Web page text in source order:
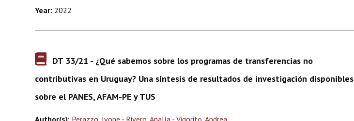
Year: 2022
DT 33/21 - ¿Qué sabemos sobre los programas de transferencias no
contributivas en Uruguay? Una síntesis de resultados de investigación disponibles
sobre el PANES, AFAM-PE y TUS
Author(s): Perazzo, Ivone - Rivero, Analía - Vigorito, Andrea